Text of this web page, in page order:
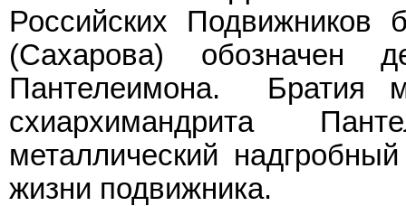
Российских Подвижников
(Сахарова) обозначен
Пантелеимона. Братия
схиархимандрита
металлический
жизни подвижника.